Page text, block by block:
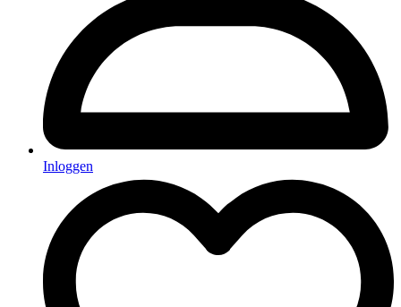
Inloggen